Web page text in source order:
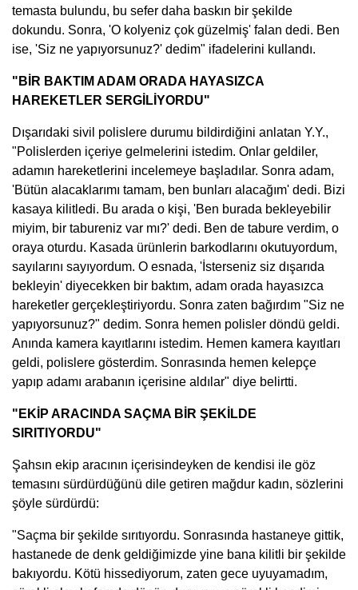
temasta bulundu, bu sefer daha baskın bir şekilde
dokundu. Sonra, 'O kolyeniz çok güzelmiş' falan dedi. Ben
ise, 'Siz ne yapıyorsunuz?' dedim" ifadelerini kullandı.
"BİR BAKTIM ADAM ORADA HAYASIZCA
HAREKETLER SERGİLİYORDU"
Dışarıdaki sivil polislere durumu bildirdiğini anlatan Y.Y.,
"Polislerden içeriye gelmelerini istedim. Onlar geldiler,
adamın hareketlerini incelemeye başladılar. Sonra adam,
'Bütün alacaklarımı tamam, ben bunları alacağım' dedi. Bizi
kasaya kilitledi. Bu arada o kişi, 'Ben burada bekleyebilir
miyim, bir tabureniz var mı?' dedi. Ben de tabure verdim, o
oraya oturdu. Kasada ürünlerin barkodlarını okutuyordum,
sayılarını sayıyordum. O esnada, 'İsterseniz siz dışarıda
bekleyin' diyecekken bir baktım, adam orada hayasızca
hareketler gerçekleştiriyordu. Sonra zaten bağırdım "Siz ne
yapıyorsunuz?" dedim. Sonra hemen polisler döndü geldi.
Anında kamera kayıtlarını istedim. Hemen kamera kayıtları
geldi, polislere gösterdim. Sonrasında hemen kelepçe
yapıp adamı arabanın içerisine aldılar" diye belirtti.
"EKİP ARACINDA SAÇMA BİR ŞEKİLDE
SIRITIYORDU"
Şahsın ekip aracının içerisindeyken de kendisi ile göz
temasını sürdürdüğünü dile getiren mağdur kadın, sözlerini
şöyle sürdürdü:
"Saçma bir şekilde sırıtıyordu. Sonrasında hastaneye gittik,
hastanede de denk geldiğimizde yine bana kilitli bir şekilde
bakıyordu. Kötü hissediyorum, zaten gece uyuyamadım,